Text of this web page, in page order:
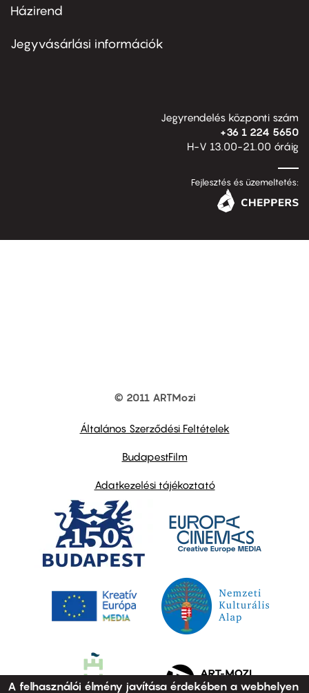
Footer
second
Házirend
Jegyvásárlási információk
Jegyrendelés központi szám
+36 1 224 5650
H-V 13.00-21.00 óráig
Fejlesztés és üzemeltetés:
© 2011 ARTMozi
Általános Szerződési Feltételek
BudapestFilm
Adatkezelési tájékoztató
A felhasználói élmény javítása érdekében a webhelyen